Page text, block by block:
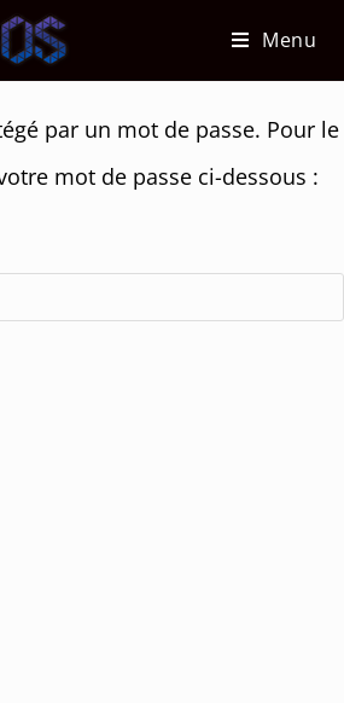
Menu
par un mot de passe. Pour le
mot de passe ci-dessous :